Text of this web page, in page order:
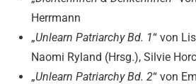
Herrmann
„Unlearn Patriarchy Bd. 1“ von
Naomi Ryland (Hrsg.), Silvie
„Unlearn Patriarchy Bd. 2“ von